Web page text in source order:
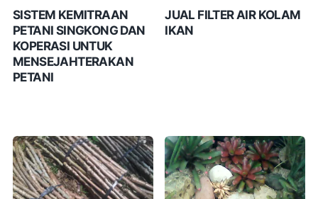
SISTEM KEMITRAAN
PETANI SINGKONG DAN
KOPERASI UNTUK
MENSEJAHTERAKAN
PETANI
JUAL FILTER AIR KOLAM
IKAN